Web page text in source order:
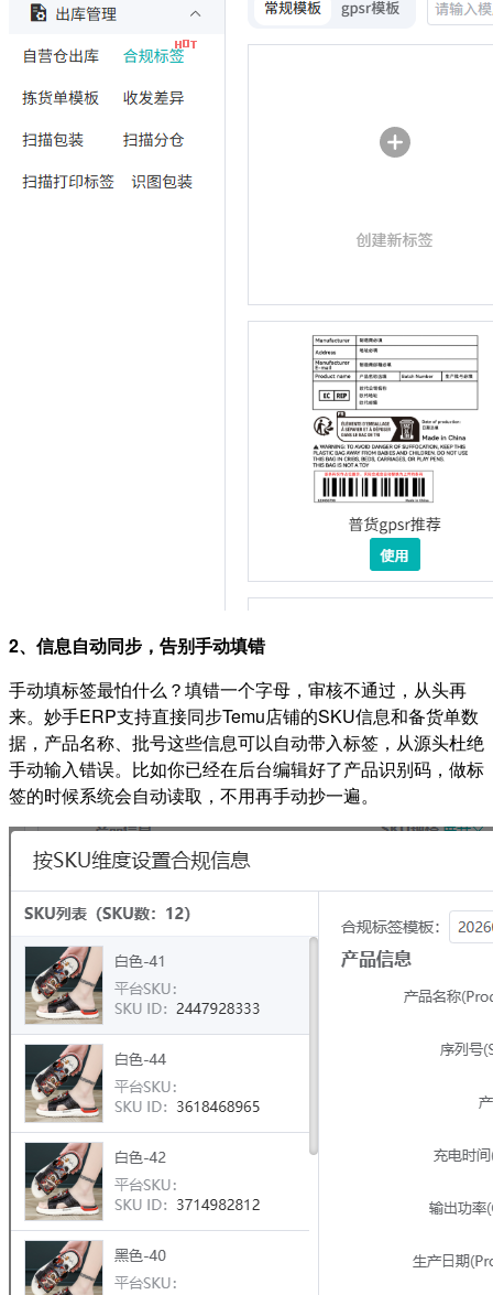
2、信息自动同步，告别手动填错
手动填标签最怕什么？填错一个字母，审核不通过，从头再
来。妙手ERP支持直接同步Temu店铺的SKU信息和备货单数
据，产品名称、批号这些信息可以自动带入标签，从源头杜绝
手动输入错误。比如你已经在后台编辑好了产品识别码，做标
签的时候系统会自动读取，不用再手动抄一遍。